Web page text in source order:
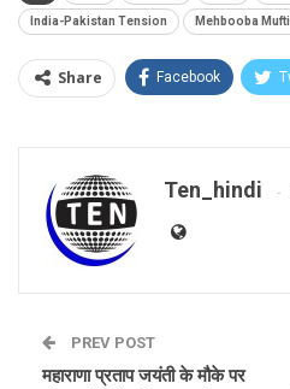
India-Pakistan Tension Mehbooba
Share Facebook
Ten_hindi
PREV POST
महाराणा प्रताप जयंती के मौके पर